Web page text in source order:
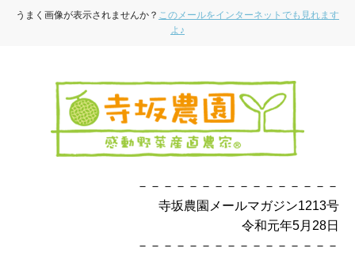
うまく画像が表示されませんか？ このメールをインターネットでも見れます
よ♪
－－－－－－－－－－－－－－－－
寺坂農園メールマガジン1213号
令和元年5月28日
－－－－－－－－－－－－－－－－